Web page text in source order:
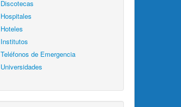
Discotecas
Hospitales
Hoteles
Institutos
Teléfonos de Emergencia
Universidades